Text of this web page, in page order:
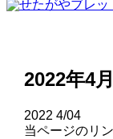
2022年4
2022 4/04
当ページのリ